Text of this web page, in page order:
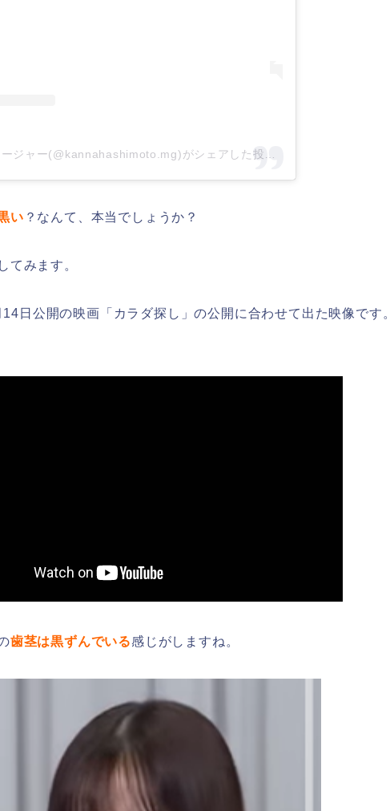
橋本環奈&井手上漠マネージャー(@kannahashimoto.mg)がシェアした投稿
い ？なんて、本当でしょうか？
てみます。
日公開の映画「カラダ探し」の公開に合わせて出た映像です。
歯茎は黒ずんでいる感じがしますね。